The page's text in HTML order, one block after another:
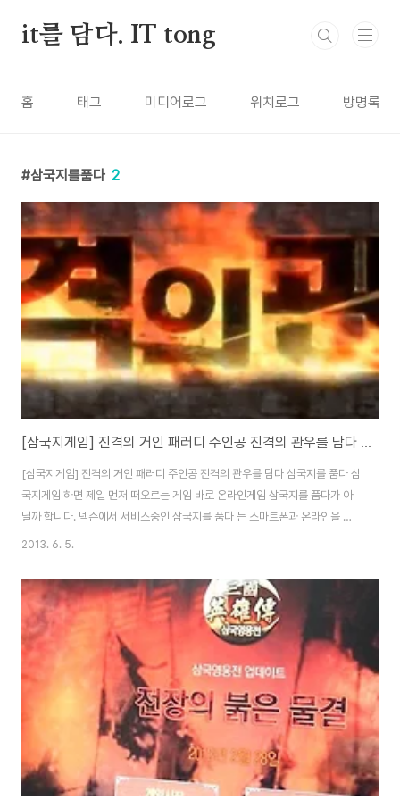
it를 담다. IT tong
홈 태그 미디어로그 위치로그 방명록
삼국지를품다 2
[삼국지게임] 진격의 거인 패러디 주인공 진격의 관우를 담다 삼국지를 품다
[삼국지게임] 진격의 거인 패러디 주인공 진격의 관우를 담다 삼국지를 품다 삼
국지게임 하면 제일 먼저 떠오르는 게임 바로 온라인게임 삼국지를 품다가 아
닐까 합니다. 넥슨에서 서비스중인 삼국지를 품다 는 스마트폰과 온라인을 동
시에 즐길 수 있는 게임으로 많은 유저들의 인기를 한 몸에 받고 있는 삼국지게
관우의 스토리를 만나볼 수 있고, 새롭게 등장하는 손권의 등장으로 더욱 흥미
진진한 스토리 진행이 되고 있는 삼국지게임입니다. 삼국지를 품다는 유니크
3D엔진을 기반으로 제작되어 뛰어난 그래픽과 게임성으로 많은 게임유저들의
관심을 받았던 게 사실입니다. 런칭 이후에는 삼국지의 이야기를 삼국지를 품
다만의 개성을 담아 풀어내고 있는 스토리가 ..
2013. 6. 5.